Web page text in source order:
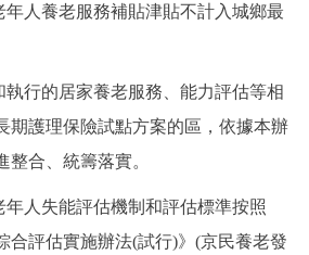
人養老服務補貼津貼不計入城鄉最
行的居家養老服務、能力評估等相
期護理保險試點方案的區，依據本辦
整合、統籌落實。
人失能評估機制和評估標準按照
合評估實施辦法(試行)》(京民養老發